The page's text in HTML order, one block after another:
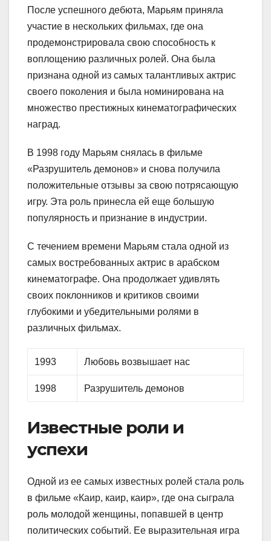
После успешного дебюта, Марьям приняла
участие в нескольких фильмах, где она
продемонстрировала свою способность к
воплощению различных ролей. Она была
признана одной из самых талантливых актрис
своего поколения и была номинирована на
множество престижных кинематографических
наград.
В 1998 году Марьям снялась в фильме
«Разрушитель демонов» и снова получила
положительные отзывы за свою потрясающую
игру. Эта роль принесла ей еще большую
популярность и признание в индустрии.
С течением времени Марьям стала одной из
самых востребованных актрис в арабском
кинематографе. Она продолжает удивлять
своих поклонников и критиков своими
глубокими и убедительными ролями в
различных фильмах.
1993 Любовь возвышает нас
1998 Разрушитель демонов
Известные роли и
успехи
Одной из ее самых известных ролей стала роль
в фильме «Каир, каир, каир», где она сыграла
роль молодой женщины, попавшей в центр
политических событий. Ее выразительная игра